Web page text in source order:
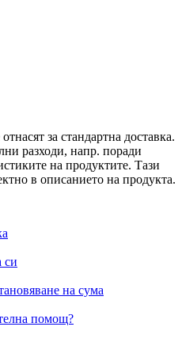
за стандартна доставка.
разходи, напр. поради
на продуктите. Тази
в описанието на продукта.
си
на сума
помощ?